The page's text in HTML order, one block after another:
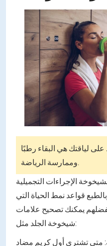
لياقتك هي البقاء رطبًا
وممارسة الرياضة.
الإجراءات التجميلية
قواعد نمط الحياة التي
يمكنك تصحيح علامات
شيخوخة الجلد مثل:
متى تشتري أول كريم مضاد